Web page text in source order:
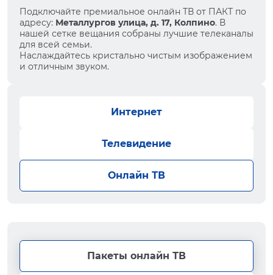
Подключайте премиальное онлайн ТВ от ПАКТ по
адресу: Металлургов улица, д. 17, Колпино. В
нашей сетке вещания собраны лучшие телеканалы
для всей семьи.
Наслаждайтесь кристально чистым изображением
и отличным звуком.
Интернет
Телевидение
Онлайн ТВ
Пакеты онлайн ТВ